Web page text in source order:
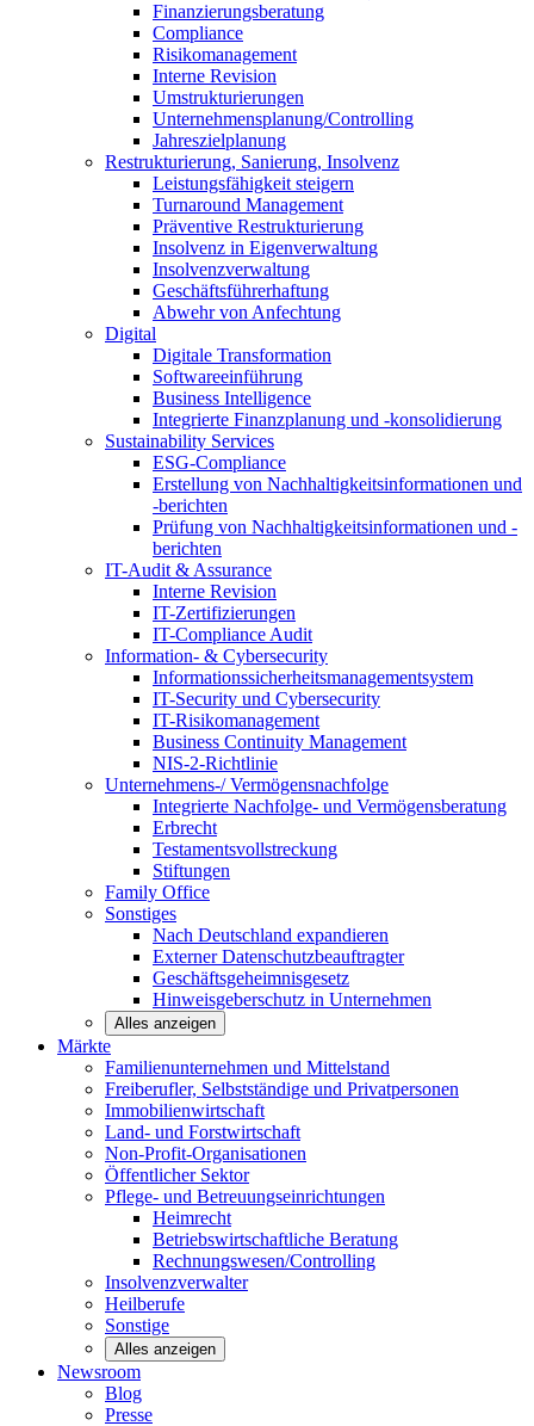
Finanzierungsberatung
Compliance
Risikomanagement
Interne Revision
Umstrukturierungen
Unternehmensplanung/Controlling
Jahreszielplanung
Restrukturierung, Sanierung, Insolvenz
Leistungsfähigkeit steigern
Turnaround Management
Präventive Restrukturierung
Insolvenz in Eigenverwaltung
Insolvenzverwaltung
Geschäftsführerhaftung
Abwehr von Anfechtung
Digital
Digitale Transformation
Softwareeinführung
Business Intelligence
Integrierte Finanzplanung und -konsolidierung
Sustainability Services
ESG-Compliance
Erstellung von Nachhaltigkeitsinformationen und
-berichten
Prüfung von Nachhaltigkeitsinformationen und -
berichten
IT-Audit & Assurance
Interne Revision
IT-Zertifizierungen
IT-Compliance Audit
Information- & Cybersecurity
Informationssicherheitsmanagementsystem
IT-Security und Cybersecurity
IT-Risikomanagement
Business Continuity Management
NIS-2-Richtlinie
Unternehmens-/Vermögensnachfolge
Integrierte Nachfolge- und Vermögensberatung
Erbrecht
Testamentsvollstreckung
Stiftungen
Family Office
Sonstiges
Nach Deutschland expandieren
Externer Datenschutzbeauftragter
Geschäftsgeheimnisgesetz
Hinweisgeberschutz in Unternehmen
Alles anzeigen
Märkte
Familienunternehmen und Mittelstand
Freiberufler, Selbstständige und Privatpersonen
Immobilienwirtschaft
Land- und Forstwirtschaft
Non-Profit-Organisationen
Öffentlicher Sektor
Pflege- und Betreuungseinrichtungen
Heimrecht
Betriebswirtschaftliche Beratung
Rechnungswesen/Controlling
Insolvenzverwalter
Heilberufe
Sonstige
Alles anzeigen
Newsroom
Blog
Presse